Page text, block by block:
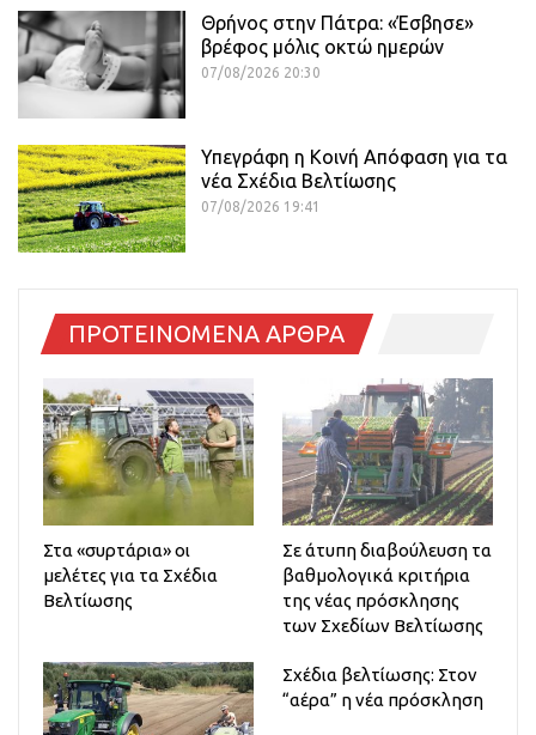
Θρήνος στην Πάτρα: «Έσβησε»
βρέφος μόλις οκτώ ημερών
07/08/2026 20:30
Υπεγράφη η Κοινή Απόφαση για τα
νέα Σχέδια Βελτίωσης
07/08/2026 19:41
ΠΡΟΤΕΙΝΟΜΕΝΑ ΑΡΘΡΑ
Στα «συρτάρια» οι
μελέτες για τα Σχέδια
Βελτίωσης
Σε άτυπη διαβούλευση τα
βαθμολογικά κριτήρια
της νέας πρόσκλησης
των Σχεδίων Βελτίωσης
Σχέδια βελτίωσης: Στον
“αέρα” η νέα πρόσκληση